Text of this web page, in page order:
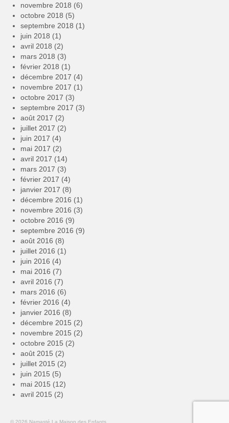
novembre 2018 (6)
octobre 2018 (5)
septembre 2018 (1)
juin 2018 (1)
avril 2018 (2)
mars 2018 (3)
février 2018 (1)
décembre 2017 (4)
novembre 2017 (1)
octobre 2017 (3)
septembre 2017 (3)
août 2017 (2)
juillet 2017 (2)
juin 2017 (4)
mai 2017 (2)
avril 2017 (14)
mars 2017 (3)
février 2017 (4)
janvier 2017 (8)
décembre 2016 (1)
novembre 2016 (3)
octobre 2016 (9)
septembre 2016 (9)
août 2016 (8)
juillet 2016 (1)
juin 2016 (4)
mai 2016 (7)
avril 2016 (7)
mars 2016 (6)
février 2016 (4)
janvier 2016 (8)
décembre 2015 (2)
novembre 2015 (2)
octobre 2015 (2)
août 2015 (2)
juillet 2015 (2)
juin 2015 (5)
mai 2015 (12)
avril 2015 (2)
© 2026 Namasté La Maison des Enfants